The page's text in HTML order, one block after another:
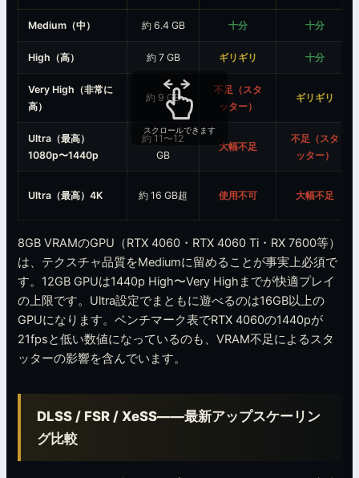
Medium（中） 約 6.4 GB 十分 十分
High（高） 約 7 GB ギリギリ 十分
Very High（非常に
高）
約 9 GB
不足（スタ
ッター）
ギリギリ
Ultra（最高）
1080p〜1440p
約 11〜12
GB
大幅不足
不足（スタ
ッター）
Ultra（最高）4K 約 16 GB超 使用不可 大幅不足
スクロールできます
8GB VRAMのGPU（RTX 4060・RTX 4060 Ti・RX 7600等）
は、テクスチャ品質をMediumに留めることが事実上必須で
す。12GB GPUは1440p High〜Very Highまでが快適プレイ
の上限です。Ultra設定でまともに遊べるのは16GB以上の
GPUになります。ベンチマーク表でRTX 4060の1440pが
21fpsと低い数値になっているのも、VRAM不足によるスタ
ッターの影響を含んでいます。
DLSS / FSR / XeSS——最新アップスケーリン
グ比較